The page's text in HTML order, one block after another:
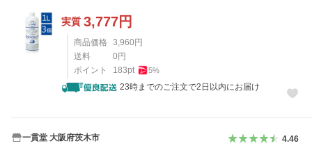
実質 3,777円
商品価格 3,960円
送料
0円
ポイント
183pt 5%
23時までのご注文で2日以内にお届け
一貫堂 大阪府茨木市 4.46